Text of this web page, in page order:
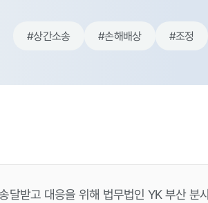
#상간소송 #손해배상 #조정
달받고 대응을 위해 법무법인 YK 부산 분